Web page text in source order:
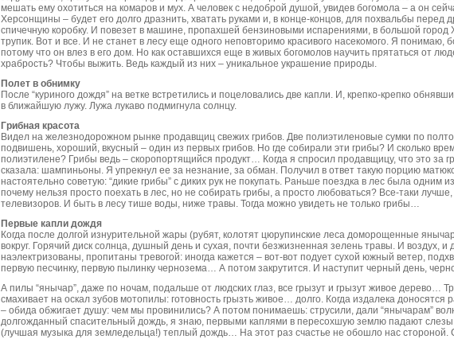
мешать ему охотиться на комаров и мух. А человек с недоброй душой, увидев богомола – а он
Херсонщины – будет его долго дразнить, хватать руками и, в конце-концов, для похвальбы перед
спичечную коробку. И повезет в машине, пропахшей бензиновыми испарениями, в большой город
трупик. Вот и все. И не станет в лесу еще одного неповторимо красивого насекомого. Я понимаю,
потому что он влез в его дом. Но как оставшихся еще в живых богомолов научить прятаться от
храбрость? Чтобы выжить. Ведь каждый из них – уникальное украшение природы.
Полет в обнимку
После “куриного дождя” на ветке встретились и поцеловались две капли. И, крепко-крепко
в ближайшую лужу. Лужа лукаво подмигнула солнцу.
Грибная красота
Видел на железнодорожном рынке продавщиц свежих грибов. Две полиэтиленовые сумки по
подвишень, хороший, вкусный – один из первых грибов. Но где собирали эти грибы? И сколько
полиэтилене? Грибы ведь – скоропортящийся продукт… Когда я спросил продавщицу, что это за
сказала: шампиньоны. Я упрекнул ее за незнание, за обман. Получил в ответ такую порцию
настоятельно советую: “дикие грибы” с диких рук не покупать. Раньше поездка в лес была одним
почему нельзя просто поехать в лес, но не собирать грибы, а просто любоваться? Все-таки лучше,
телевизоров. И быть в лесу тише воды, ниже травы. Тогда можно увидеть не только грибы…
Первые капли дождя
Когда после долгой изнурительной жары (рубят, колотят цюрупинские леса доморощенные
вокруг. Горячий диск солнца, душный день и сухая, почти безжизненная зелень травы. И воздух, и
наэлектризованы, пропитаны тревогой: иногда кажется – вот-вот подует сухой южный ветер,
первую песчинку, первую пылинку чернозема… А потом закрутится. И наступит черный день,
А пилы “янычар”, даже по ночам, подальше от людских глаз, все грызут и грызут живое дерево…
смахивает на оскал зубов мотопилы: готовность грызть живое… долго. Когда издалека доносятся
– обида обжигает душу: чем мы провинились? А потом понимаешь: струсили, дали “янычарам”
долгожданный спасительный дождь, я знаю, первыми каплями в пересохшую землю падают
(лучшая музыка для земледельца!) теплый дождь… На этот раз счастье не обошло нас стороной.